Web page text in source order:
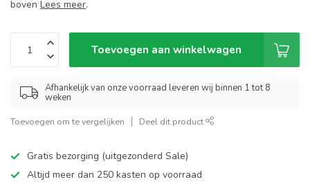
boven Lees meer.
Toevoegen aan winkelwagen
Afhankelijk van onze voorraad leveren wij binnen 1 tot 8
weken
Toevoegen om te vergelijken Deel dit product
Gratis bezorging (uitgezonderd Sale)
Altijd meer dan 250 kasten op voorraad